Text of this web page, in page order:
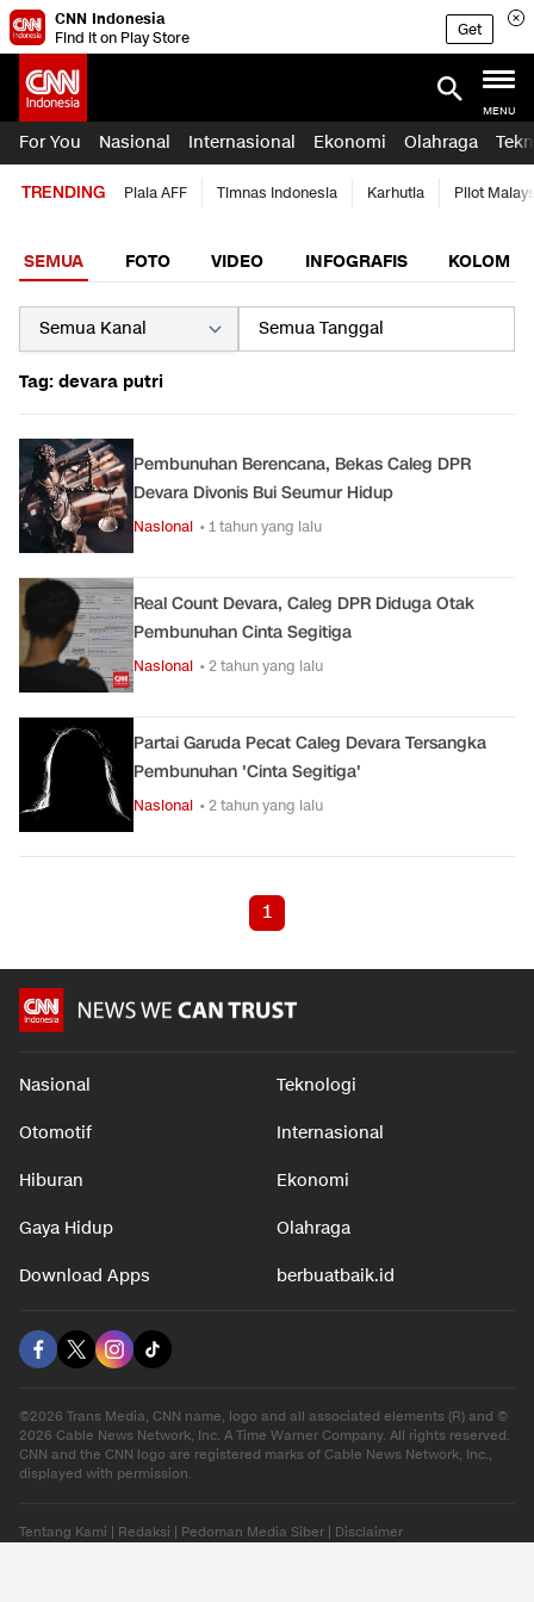
CNN Indonesia
Find it on Play Store
Get
MENU
For You Nasional Internasional Ekonomi Olahraga
TRENDING Piala AFF Timnas Indonesia Karhutla Pilot
SEMUA FOTO VIDEO INFOGRAFIS KOLOM
Tag: devara putri
Pembunuhan Berencana, Bekas Caleg DPR
Devara Divonis Bui Seumur Hidup
Nasional • 1 tahun yang lalu
Real Count Devara, Caleg DPR Diduga Otak
Pembunuhan Cinta Segitiga
Nasional • 2 tahun yang lalu
Partai Garuda Pecat Caleg Devara Tersangka
Pembunuhan 'Cinta Segitiga'
Nasional • 2 tahun yang lalu
1
Nasional Teknologi
Otomotif Internasional
Hiburan Ekonomi
Gaya Hidup Olahraga
Download Apps berbuatbaik.id
©2026 Trans Media, CNN name, logo and all associated elements (R) and ©
2026 Cable News Network, Inc. A Time Warner Company. All rights reserved.
CNN and the CNN logo are registered marks of Cable News Network, Inc.,
displayed with permission.
Tentang Kami Redaksi Pedoman Media Siber Disclaimer